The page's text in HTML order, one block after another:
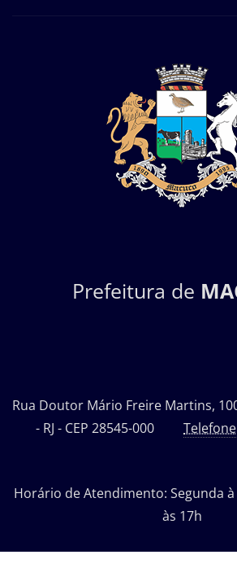
Prefeitura de
Rua Doutor Mário Freire Martins,
- RJ - CEP 28545-000 Telefone
Horário de Atendimento: Segunda à
às 17h